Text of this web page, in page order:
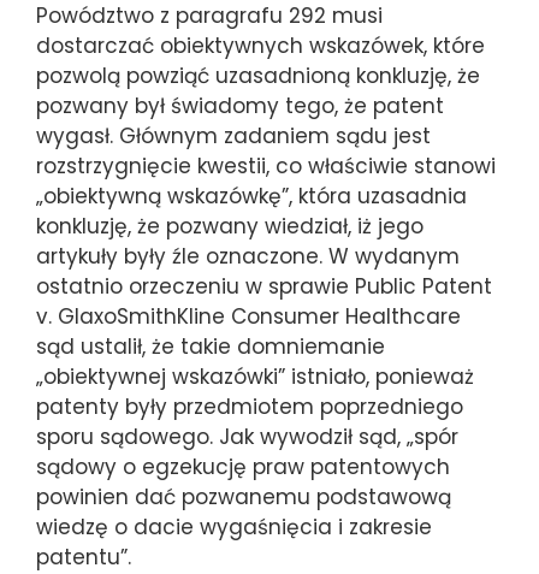
Powództwo z paragrafu 292 musi
dostarczać obiektywnych wskazówek, które
pozwolą powziąć uzasadnioną konkluzję, że
pozwany był świadomy tego, że patent
wygasł. Głównym zadaniem sądu jest
rozstrzygnięcie kwestii, co właściwie stanowi
„obiektywną wskazówkę”, która uzasadnia
konkluzję, że pozwany wiedział, iż jego
artykuły były źle oznaczone. W wydanym
ostatnio orzeczeniu w sprawie Public Patent
v. GlaxoSmithKline Consumer Healthcare
sąd ustalił, że takie domniemanie
„obiektywnej wskazówki” istniało, ponieważ
patenty były przedmiotem poprzedniego
sporu sądowego. Jak wywodził sąd, „spór
sądowy o egzekucję praw patentowych
powinien dać pozwanemu podstawową
wiedzę o dacie wygaśnięcia i zakresie
patentu”.